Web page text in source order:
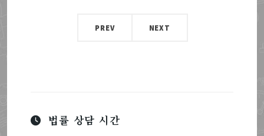
PREV NEXT
법률 상담 시간